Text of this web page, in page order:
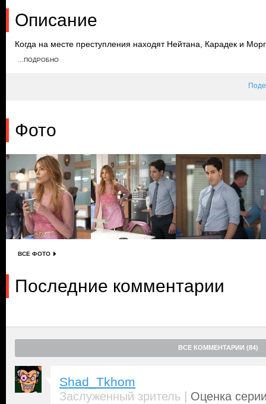
Описание
Когда на месте преступления находят Нейтана, Карадек и
Игроком. Марко пытается проникнуть в его дом, чтобы убить
…ПОДРОБНО
Фото
ВСЕ ФОТО
Последние комментарии
ВСЕ КОММЕНТАРИИ (84)
Shad_Tkhom
Заслуженный зритель | Оценка